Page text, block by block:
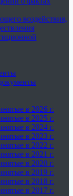
воздействия,
в 2026 г.
в 2025 г.
в 2024 г.
в 2023 г.
в 2022 г.
в 2021 г.
в 2020 г.
в 2019 г.
в 2018 г.
в 2017 г.